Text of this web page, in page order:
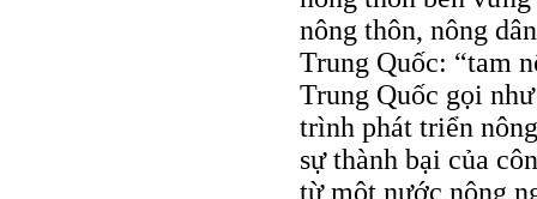
nông thôn, nông
Trung Quốc: “tam
Trung Quốc gọi
trình phát triển
sự thành bại của
từ một nước nông